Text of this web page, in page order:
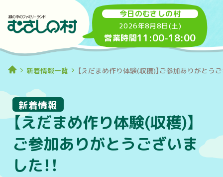
今日のむさしの村
2026年8月8日(土)
営業時間11:00-18:00
新着情報一覧 【えだまめ作り体験(収穫)】ご参加ありがとうご
【えだまめ作り体験(収穫)】
ご参加ありがとうございま
した！！
新着情報